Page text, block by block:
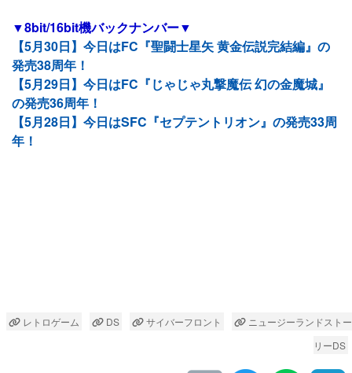
▼8bit/16bit機バックナンバー▼
【5月30日】今日はFC『聖闘士星矢 黄金伝説完結編』の
発売38周年！
【5月29日】今日はFC『じゃじゃ丸撃魔伝 幻の金魔城』
の発売36周年！
【5月28日】今日はSFC『セプテントリオン』の発売33周
年！
レトロゲーム DS サイバーフロント
ニュージーランドストー
リーDS